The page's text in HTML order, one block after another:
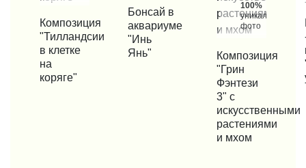
КУПИТЬ В 1 КЛИК
Композиция
"Тилландсии
в клетке
на
коряге"
КУПИТЬ В 1 КЛИК
Бонсай в
аквариуме
"Инь
Янь"
100%
уникальные
фото
КУПИТЬ В 1 КЛИК
Композиция
"Грин
Фэнтези
3" с
искусственными
растениями
и мхом